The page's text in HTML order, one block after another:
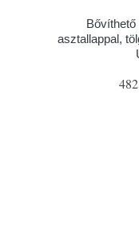
asztallappal,